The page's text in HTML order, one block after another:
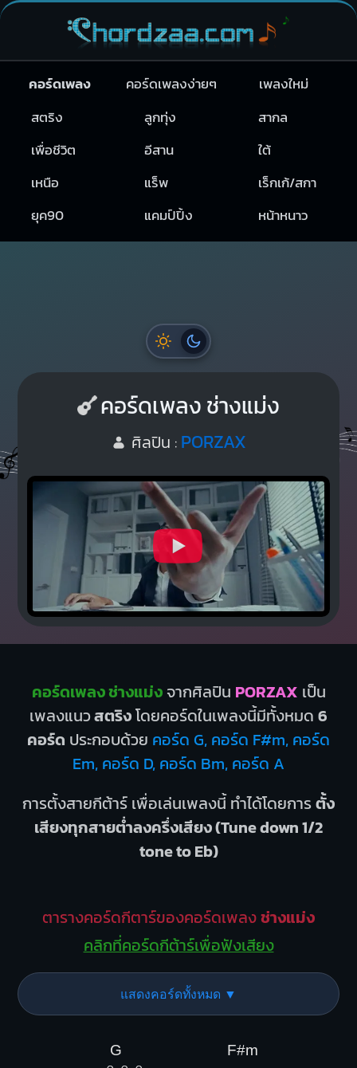
คอร์ดเพลง คอร์ดเพลงง่ายๆ
เพลงใหม่
สตริง
ลูกทุ่ง
สากล
เพื่อชีวิต
อีสาน
ใต้
เหนือ
แร็พ
เร็กเก้/สกา
ยุค90
แคมป์ปิ้ง หน้าหนาว
คอร์ดเพลง ช่างแม่ง
ศิลปิน : PORZAX
คอร์ดเพลง ช่างแม่งจากศิลปิน PORZAX เป็น
เพลงแนวสตริงโดยคอร์ดในเพลงนี้มีทั้งหมด 6
คอร์ด ประกอบด้วย คอร์ด G, คอร์ด F#m, คอร์ด
Em, คอร์ด D, คอร์ด Bm, คอร์ด A
การตั้งสายกีต้าร์ เพื่อเล่นเพลงนี้ ทำได้โดยการตั้ง
เสียงทุกสายต่ำลงครึ่งเสียง (Tune down 1/2
tone to Eb)
ตารางคอร์ดกีตาร์ของคอร์ดเพลงช่างแม่ง
คลิกที่คอร์ดกีต้าร์เพื่อฟังเสียง
แสดงคอร์ดทั้งหมด ▼
G F#m